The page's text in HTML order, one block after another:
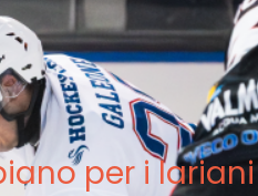
per i lariani